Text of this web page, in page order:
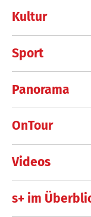
Kultur
Sport
Panorama
OnTour
Videos
s+ im